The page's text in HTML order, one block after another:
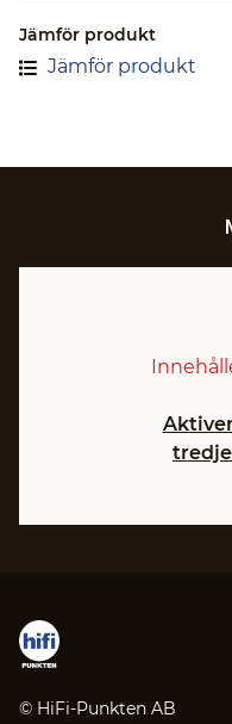
Jämför produkt
Jämför produkt
© HiFi-Punkten AB